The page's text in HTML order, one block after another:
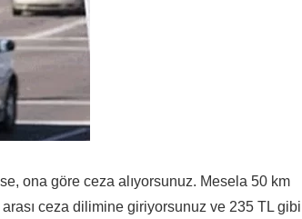
ona göre ceza alıyorsunuz. Mesela 50 km
ceza dilimine giriyorsunuz ve 235 TL gibi